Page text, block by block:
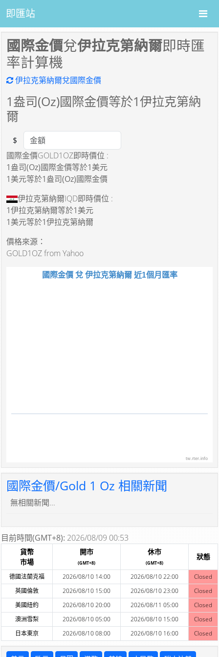
即匯站
國際金價兌伊拉克第納爾即時匯
率計算機
伊拉克第納爾兌國際金價
1盎司(Oz)國際金價等於1伊拉克第納
爾
Amount
$
國際金價GOLD1OZ即時價位 :
1盎司(Oz)國際金價等於1美元
1美元等於1盎司(Oz)國際金價
伊拉克第納爾IQD即時價位 :
1伊拉克第納爾等於1美元
1美元等於1伊拉克第納爾
價格來源：
GOLD1OZ from Yahoo
國際金價 兌 伊拉克第納爾 近1個月匯率
tw.rter.info
國際金價/Gold 1 Oz 相關新聞
無相關新聞...
目前時間(GMT+8): 2026/08/09 00:53
貨幣
市場
開市
(GMT+8)
休市
(GMT+8)
狀態
德國法蘭克福 2026/08/10 14:00 2026/08/10 22:00
Closed
英國倫敦
2026/08/10 15:00 2026/08/10 23:00
Closed
美國紐約
2026/08/10 20:00 2026/08/11 05:00
Closed
澳洲雪梨
2026/08/10 05:00 2026/08/10 15:00
Closed
日本東京
2026/08/10 08:00 2026/08/10 16:00 Closed